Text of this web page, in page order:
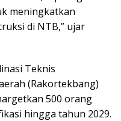
meningkatkan
di NTB,” ujar
Teknis
(Rakortekbang)
500 orang
hingga tahun 2029.